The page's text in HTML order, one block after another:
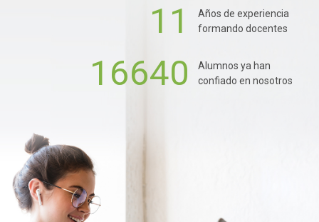
11
Años de experiencia
formando docentes
16640
Alumnos ya han
confiado en nosotros